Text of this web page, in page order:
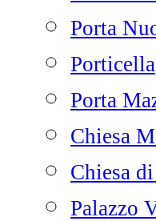
Porta
Porticella
Porta
Chiesa
Chiesa
Palazzo